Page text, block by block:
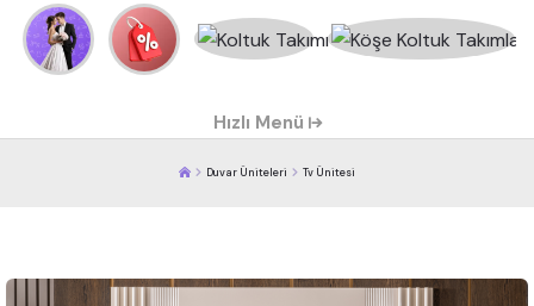
Hızlı Menü
Duvar Üniteleri Tv Ünitesi